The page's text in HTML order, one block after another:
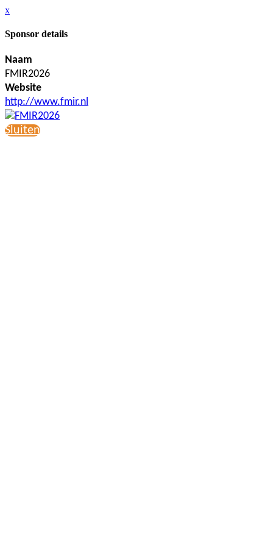
x
Sponsor details
Naam
FMIR2026
Website
http://www.fmir.nl
Sluiten